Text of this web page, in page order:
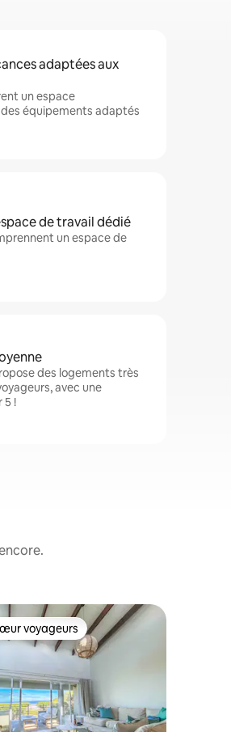
adaptées aux
un espace
équipements adaptés
de travail dédié
un espace de
des logements très
avec une
5 !
voyageurs
voyageurs